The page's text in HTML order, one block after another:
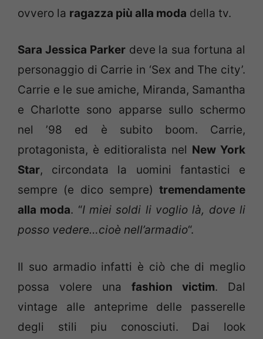
ovvero la ragazza più alla moda della tv.
Sara Jessica Parkerdeve la sua fortuna al
personaggio di Carrie in ‘Sex and The city’.
Carrie e le sue amiche, Miranda, Samantha
e Charlotte sono apparse sullo schermo
nel ’98 ed è subito boom. Carrie,
protagonista, è editioralista nel New York
Star, circondata la uomini fantastici e
sempre (e dico sempre) tremendamente
alla moda. “I miei soldi li voglio là, dove li
posso vedere…cioè nell’armadio“.
Il suo armadio infatti è ciò che di meglio
possa volere una fashion victim. Dal
vintage alle anteprime delle passerelle
degli stili piu conosciuti. Dai look